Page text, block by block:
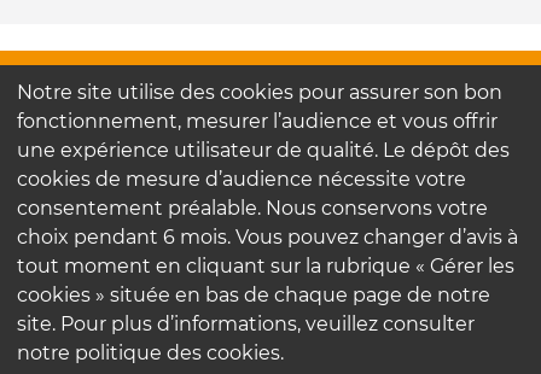
FAQ
Contactez-nous
Nos engagements
Mentions légales
Politique de confidentialité
Notre site utilise des cookies pour assurer son bon
fonctionnement, mesurer l’audience et vous offrir
une expérience utilisateur de qualité. Le dépôt des
cookies de mesure d’audience nécessite votre
consentement préalable. Nous conservons votre
choix pendant 6 mois. Vous pouvez changer d’avis à
tout moment en cliquant sur la rubrique « Gérer les
cookies » située en bas de chaque page de notre
site. Pour plus d’informations, veuillez consulter
notre politique des cookies.